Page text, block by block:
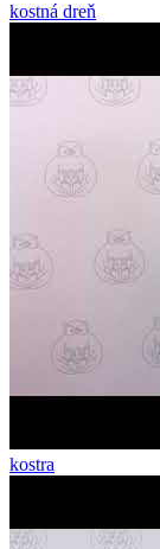
kostná dreň
kostra